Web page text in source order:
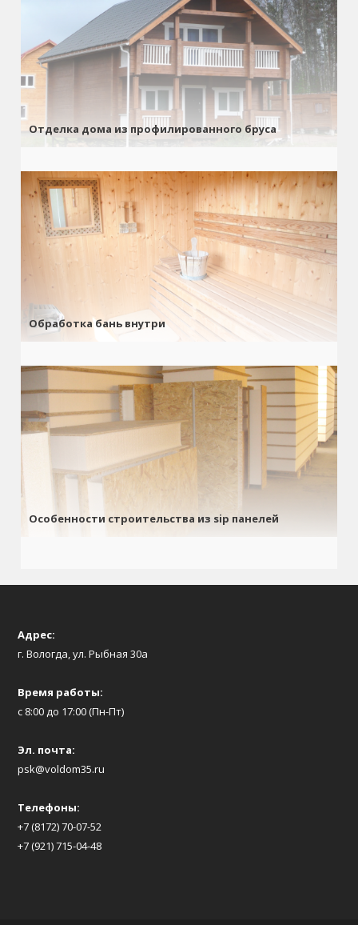
Отделка дома из профилированного бруса
Обработка бань внутри
Особенности строительства из sip панелей
Адрес:
г. Вологда, ул. Рыбная 30а
Время работы:
с 8:00 до 17:00 (Пн-Пт)
Эл. почта:
psk@voldom35.ru
Телефоны:
+7 (8172) 70-07-52
+7 (921) 715-04-48